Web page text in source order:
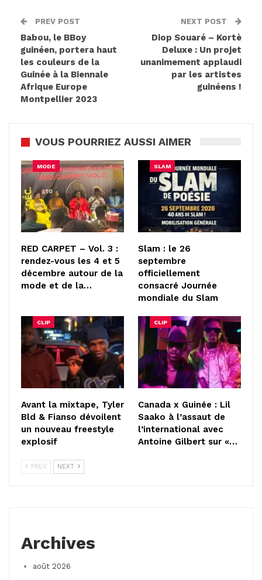
PREV POST
Babou, le BBoy
guinéen, portera haut
les couleurs de la
Guinée à la Biennale
Afrique Europe
Montpellier 2023
NEXT POST
Diop Souaré – Kortè
Deluxe : Un projet
unanimement applaudi
par les artistes
guinéens !
VOUS POURRIEZ AUSSI AIMER
MODE
RED CARPET – Vol. 3 :
rendez-vous les 4 et 5
décembre autour de la
mode et de la…
SLAM
Slam : le 26
septembre
officiellement
consacré Journée
mondiale du Slam
CLIP
Avant la mixtape, Tyler
Bld & Fianso dévoilent
un nouveau freestyle
explosif
CLIP
Canada x Guinée : Lil
Saako à l’assaut de
l’international avec
Antoine Gilbert sur «…
PREV NEXT
Archives
août 2026